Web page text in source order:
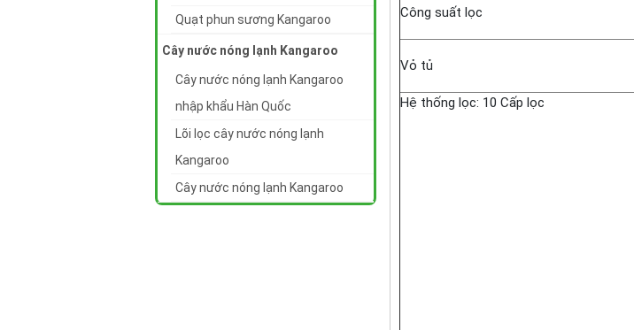
Quạt phun sương Kangaroo
Cây nước nóng lạnh Kangaroo
Cây nước nóng lạnh Kangaroo
nhập khẩu Hàn Quốc
Lõi lọc cây nước nóng lạnh
Kangaroo
Cây nước nóng lạnh Kangaroo
Công suất lọc
Vỏ tủ
Hệ thống lọc: 10 Cấp lọc